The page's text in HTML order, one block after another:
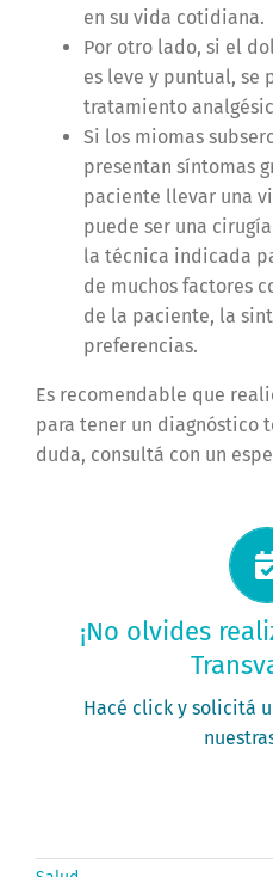
en su vida cotidiana.
Por otro lado, si el
es leve y puntual, se
tratamiento
Si los miomas
presentan síntomas
paciente llevar una
puede ser una
la técnica indicada
de muchos factores
de la paciente, la
preferencias.
Es recomendable que
para tener un diagnóstico
duda, consultá con un
¡No olvides
Hacé click y solicitá
Solicitá tu
PEDÍ TU